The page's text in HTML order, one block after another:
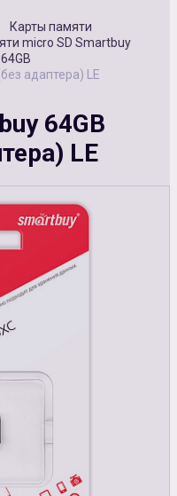
Карты памяти
micro SD Smartbuy
адаптера) LE
64GB
LE